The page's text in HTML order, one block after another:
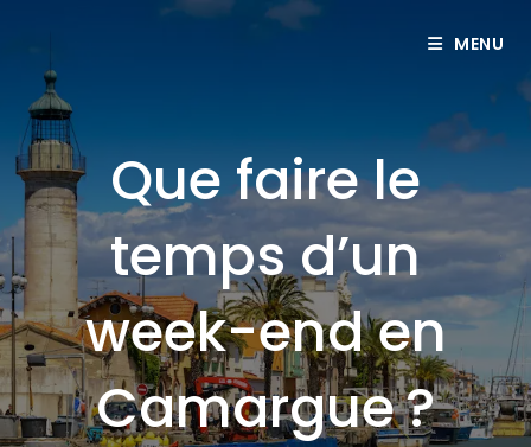
MENU
Que faire le
temps d’un
week-end en
Camargue ?